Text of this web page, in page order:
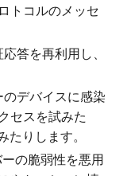
トコルのメッセ
答を再利用し、
のデバイスに感染
セスを試みた
たりします。
の脆弱性を悪用